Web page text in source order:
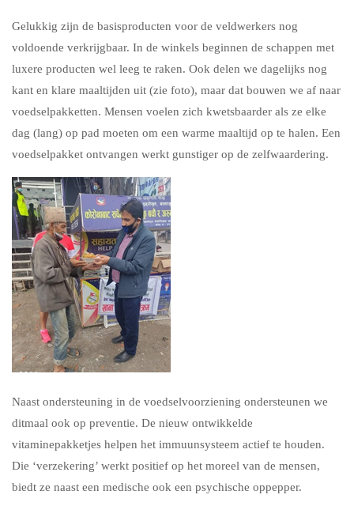
Gelukkig zijn de basisproducten voor de veldwerkers nog
voldoende verkrijgbaar. In de winkels beginnen de schappen met
luxere producten wel leeg te raken. Ook delen we dagelijks nog
kant en klare maaltijden uit (zie foto), maar dat bouwen we af naar
voedselpakketten. Mensen voelen zich kwetsbaarder als ze elke
dag (lang) op pad moeten om een warme maaltijd op te halen. Een
voedselpakket ontvangen werkt gunstiger op de zelfwaardering.
Naast ondersteuning in de voedselvoorziening ondersteunen we
ditmaal ook op preventie. De nieuw ontwikkelde
vitaminepakketjes helpen het immuunsysteem actief te houden.
Die ‘verzekering’ werkt positief op het moreel van de mensen,
biedt ze naast een medische ook een psychische oppepper.